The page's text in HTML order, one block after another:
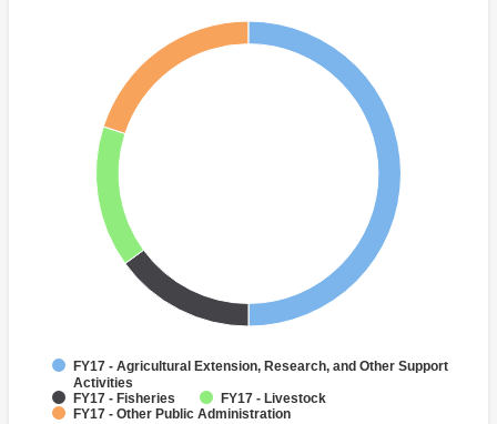
FY17 - Agricultural Extension, Research, and Other Support
Activities
FY17 - Fisheries
FY17 - Livestock
FY17 - Other Public Administration